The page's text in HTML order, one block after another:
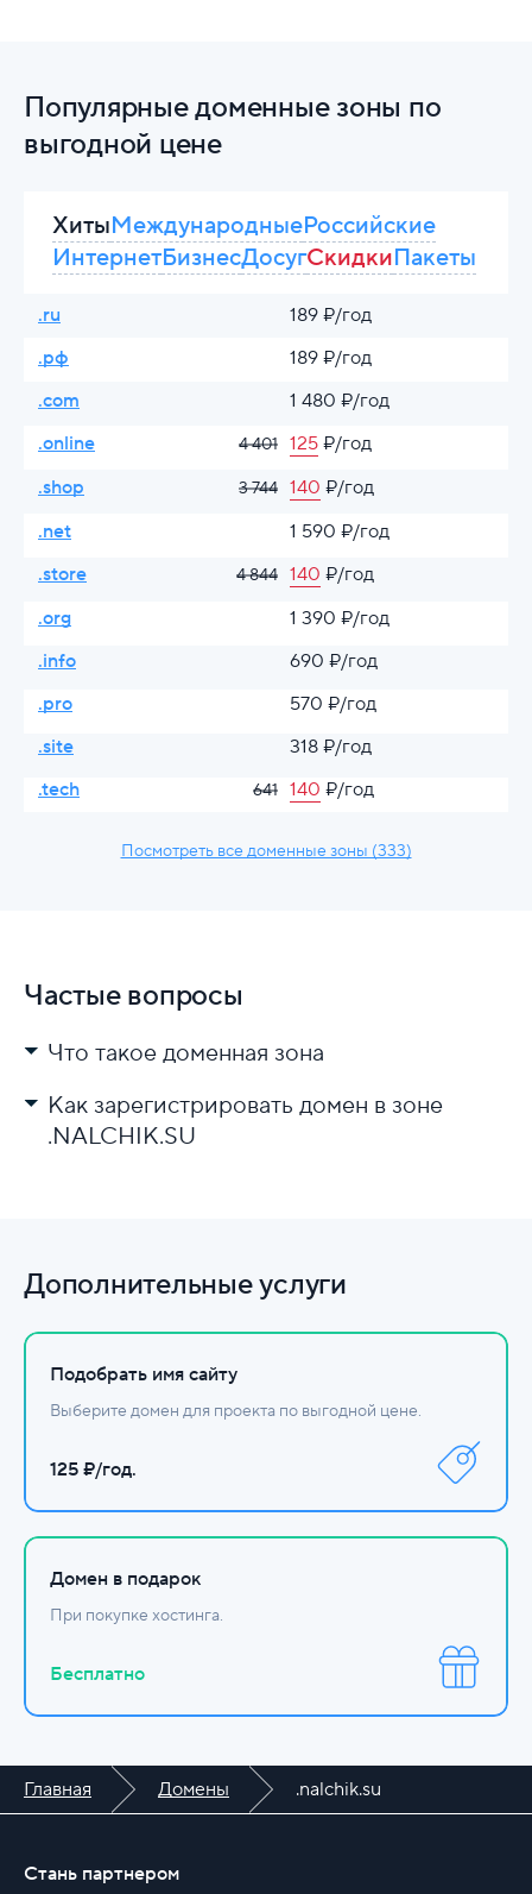
Популярные доменные зоны по
выгодной цене
ХитыМеждународныеРоссийские
ИнтернетБизнесДосугСкидкиПакеты
.ru
189 ₽/год
.рф
189 ₽/год
.com
1 480 ₽/год
.online
4 401 125 ₽/год
.shop
3 744 140 ₽/год
.net
1 590 ₽/год
.store
4 844 140 ₽/год
.org
1 390 ₽/год
.info
690 ₽/год
.pro
570 ₽/год
.site
318 ₽/год
.tech
641 140 ₽/год
Посмотреть все доменные зоны (333)
Частые вопросы
Что такое доменная зона
Как зарегистрировать домен в зоне
.NALCHIK.SU
Настройте DNS.
Дополнительные услуги
Подобрать имя сайту
Выберите домен для проекта по выгодной цене.
125 ₽/год.
Домен в подарок
При покупке хостинга.
Бесплатно
Главная Домены .nalchik.su
Стань партнером